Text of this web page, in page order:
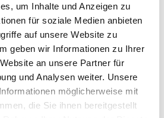
um Inhalte und Anzeigen zu
für soziale Medien anbieten
auf unsere Website zu
geben wir Informationen zu Ihrer
an unsere Partner für
und Analysen weiter. Unsere
möglicherweise mit
die Sie ihnen bereitgestellt
bitte euren Fahrzeugschein bereit
sendet uns das Foto per WhatsApp
08:00 Uhr bis 17:00 Uhrund
12:00 Uhr.
Kontaktdaten. Wer uns eine